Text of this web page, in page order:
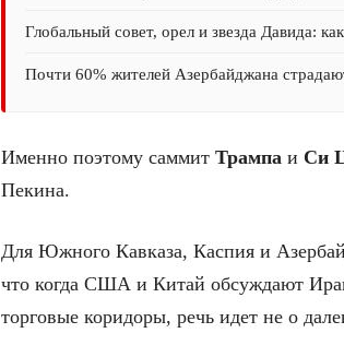
Глобальный совет, орел и звезда Давида:
Почти 60% жителей Азербайджана
Именно поэтому саммит Трампа и Си
Пекина.
Для Южного Кавказа, Каспия и
что когда США и Китай обсуждают
торговые коридоры, речь идет не о